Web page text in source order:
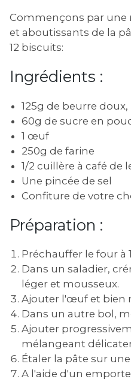
Commençons par une
et aboutissants de la
12 biscuits:
Ingrédients :
125g de beurre
60g de sucre en
1 œuf
250g de farine
1/2 cuillère à café de
Une pincée de sel
Confiture de votre
Préparation :
Préchauffer le four à
Dans un saladier,
léger et mousseux.
Ajouter l'œuf et bien
Dans un autre bol,
Ajouter
mélangeant
Étaler la pâte sur
A l'aide d'un